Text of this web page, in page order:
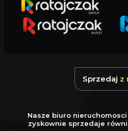
to:
- Przyjedź i Obejrzyj na
- Zaproponuj Swoją cenę
Sprzedaj z
Nasze biuro
zyskownie sprzedaje